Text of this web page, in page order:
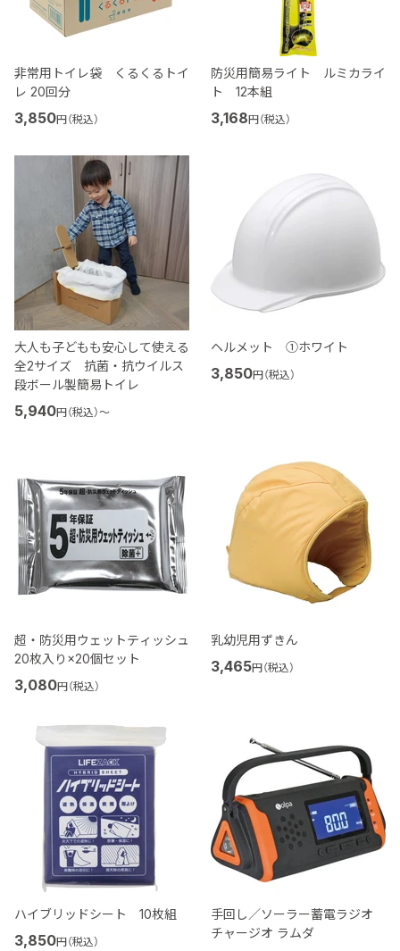
非常用トイレ袋 くるくるトイ
レ 20回分
3,850円（税込）
防災用簡易ライト ルミカライ
ト 12本組
3,168円（税込）
大人も子どもも安心して使える
全2サイズ 抗菌・抗ウイルス
段ボール製簡易トイレ
5,940円（税込）〜
ヘルメット ①ホワイト
3,850円（税込）
超・防災用ウェットティッシュ
20枚入り×20個セット
3,080円（税込）
乳幼児用ずきん
3,465円（税込）
ハイブリッドシート 10枚組
3,850円（税込）
手回し／ソーラー蓄電ラジオ
チャージオ ラムダ